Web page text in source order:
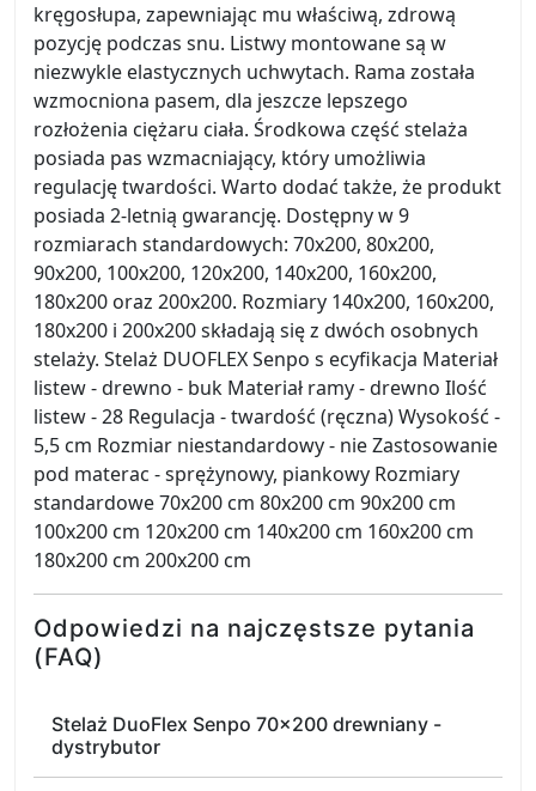
kręgosłupa, zapewniając mu właściwą, zdrową
pozycję podczas snu. Listwy montowane są w
niezwykle elastycznych uchwytach. Rama została
wzmocniona pasem, dla jeszcze lepszego
rozłożenia ciężaru ciała. Środkowa część stelaża
posiada pas wzmacniający, który umożliwia
regulację twardości. Warto dodać także, że produkt
posiada 2-letnią gwarancję. Dostępny w 9
rozmiarach standardowych: 70x200, 80x200,
90x200, 100x200, 120x200, 140x200, 160x200,
180x200 oraz 200x200. Rozmiary 140x200, 160x200,
180x200 i 200x200 składają się z dwóch osobnych
stelaży. Stelaż DUOFLEX Senpo s ecyfikacja Materiał
listew - drewno - buk Materiał ramy - drewno Ilość
listew - 28 Regulacja - twardość (ręczna) Wysokość -
5,5 cm Rozmiar niestandardowy - nie Zastosowanie
pod materac - sprężynowy, piankowy Rozmiary
standardowe 70x200 cm 80x200 cm 90x200 cm
100x200 cm 120x200 cm 140x200 cm 160x200 cm
180x200 cm 200x200 cm
Odpowiedzi na najczęstsze pytania
(FAQ)
Stelaż DuoFlex Senpo 70x200 drewniany -
dystrybutor